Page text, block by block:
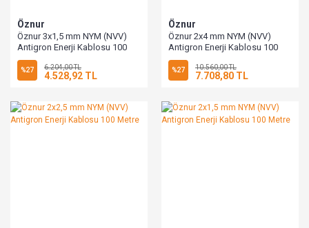
Öznur
Öznur 3x1,5 mm NYM (NVV)
Antigron Enerji Kablosu 100
Metre
%27 6.204,00 TL
4.528,92 TL
Öznur
Öznur 2x4 mm NYM (NVV)
Antigron Enerji Kablosu 100
Metre
%27 10.560,00 TL
7.708,80 TL